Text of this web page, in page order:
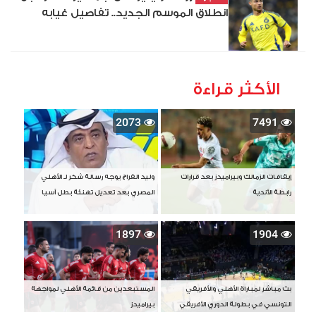
انطلاق الموسم الجديد.. تفاصيل غيابه
الأكثر قراءة
7491
إيقافات الزمالك وبيراميدز بعد قرارات
رابطة الأندية
2073
وليد الفراج يوجه رسالة شكر لـ الأهلي
المصري بعد تعديل تهنئة بطل آسيا
1904
بث مباشر لمباراة الأهلي والأفريقي
التونسي في بطولة الدوري الأفريقي
1897
المستبعدين من قائمة الأهلي لمواجهة
بيراميدز